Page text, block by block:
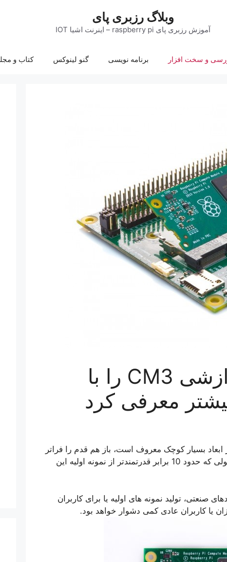
وبلاگ رزبری پای
آموزش رزبری پای raspberry pi – اینرنت اشیا IOT
و سخت افزار برنامه نویسی گنو لینوکس کتاب و
رزبری پای ماژول پردازشی CM3 را با
معرفی کرد
بسیار کوچک معروف است، باز هم قدم را فراتر
را معرفی کرد، محصولی که حدود 10 برابر قدرتمندتر از نمونه اولیه این
منظور کاربردهای صنعتی، تولید نمونه های اولیه یا برای کاربران
یا کاربران عادی کمی دشوار خواهد بود.